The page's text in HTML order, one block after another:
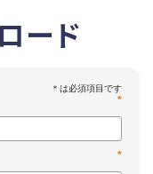
ード
*
*